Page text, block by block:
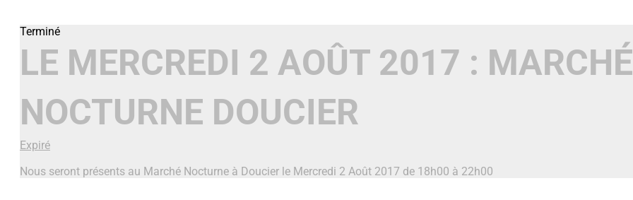
LE MERCREDI 2 AOÛT 2017 : MARCHÉ
NOCTURNE DOUCIER
Expiré
Nous seront présents au Marché Nocturne à Doucier le Mercredi 2 Août 2017 de 18h00 à 22h00